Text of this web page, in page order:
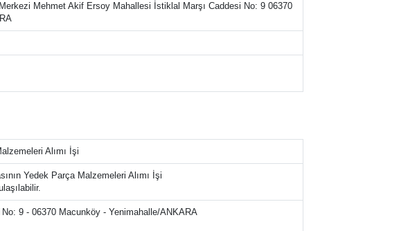
Mehmet Akif Ersoy Mahallesi İstiklal Marşı Caddesi No: 9 06370
Alımı İşi
Yedek Parça Malzemeleri Alımı İşi
9 - 06370 Macunköy - Yenimahalle/ANKARA